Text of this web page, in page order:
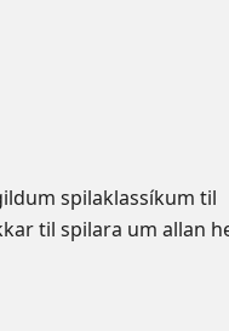
spilaklassíkum til
til spilara um allan